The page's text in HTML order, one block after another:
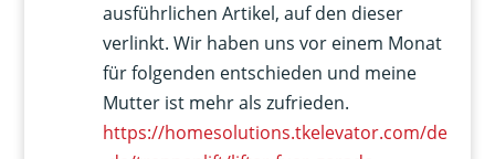
ausführlichen Artikel, auf den dieser
verlinkt. Wir haben uns vor einem Monat
für folgenden entschieden und meine
Mutter ist mehr als zufrieden.
https://homesolutions.tkelevator.com/de